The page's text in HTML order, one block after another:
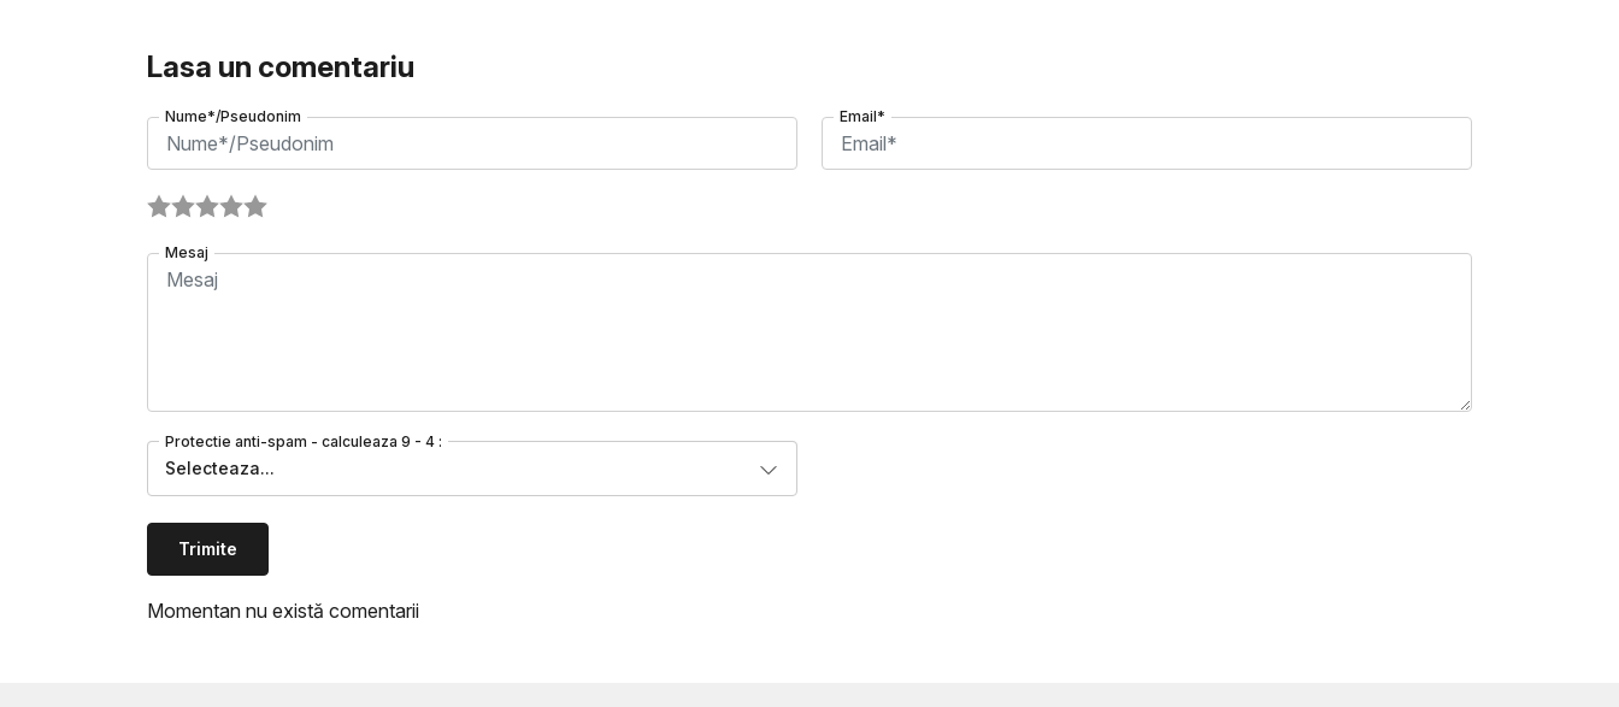
Lasa un comentariu
Nume*/Pseudonim Email*
Mesaj
Protectie anti-spam - calculeaza 9 - 4 :
Selecteaza...
Trimite
Momentan nu există comentarii